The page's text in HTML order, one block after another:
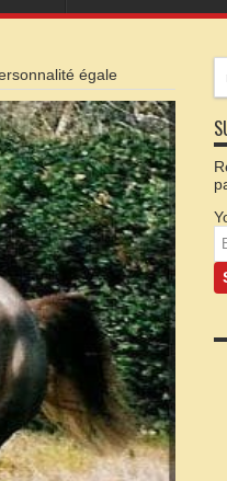
égale